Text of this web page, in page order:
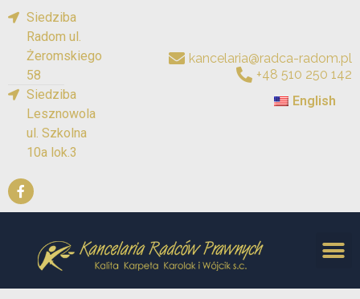
Siedziba
Radom ul.
Żeromskiego
58
Siedziba
Lesznowola
ul. Szkolna
10a lok.3
kancelaria@radca-radom.pl
+48 510 250 142
English